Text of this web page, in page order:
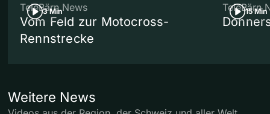
3 Min
TeleBärn News
Vom Feld zur Motocross-
Rennstrecke
15 Min
TeleBärn
Weitere News